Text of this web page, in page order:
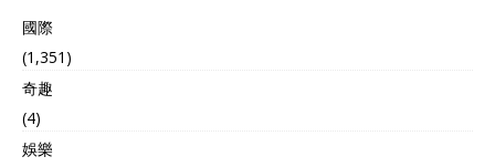
國際
(1,351)
奇趣
(4)
娛樂